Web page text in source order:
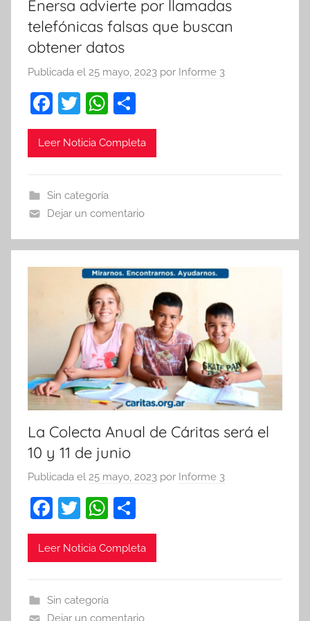
Enersa advierte por llamadas
telefónicas falsas que buscan
obtener datos
Publicada el 25 mayo, 2023 por Informe 3
F
a
c
b
o
o
k
T
w
itt
W
h
at
A
p
p
o
m
tir
Leer Noticia Completa
Sin categoría
Dejar un comentario
La Colecta Anual de Cáritas será el
10 y 11 de junio
Publicada el 25 mayo, 2023 por Informe 3
F
a
c
b
T
w
itt
W
h
at
A
o
m
Leer Noticia Completa
Sin categoría